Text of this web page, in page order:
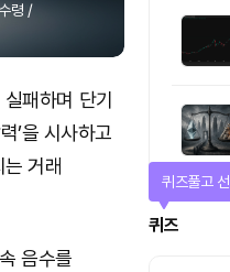
령 /
패하며 단기
’을 시사하고
거래
음수를
퀴즈
퀴즈풀고